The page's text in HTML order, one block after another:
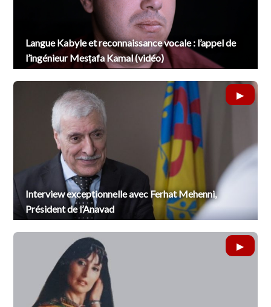
Langue Kabyle et reconnaissance vocale : l’appel de
l’ingénieur Mesṭafa Kamal (vidéo)
Interview exceptionnelle avec Ferhat Mehenni,
Président de l’Anavad